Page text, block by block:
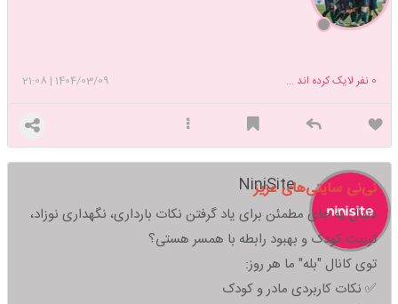
1404/03/09
|
21:08 0 نفر لایک کرده اند ...
NiniSite
نی‌نی سایتی‌های عزیز
دنبال یه جای مطمئن برای یاد گرفتن نکات بارداری، نگهداری نوزاد،
تربیت کودک و بهبود رابطه با همسر هستی؟
توی کانال "بله" ما هر روز:
✅ نکات کاربردی مادر و کودک